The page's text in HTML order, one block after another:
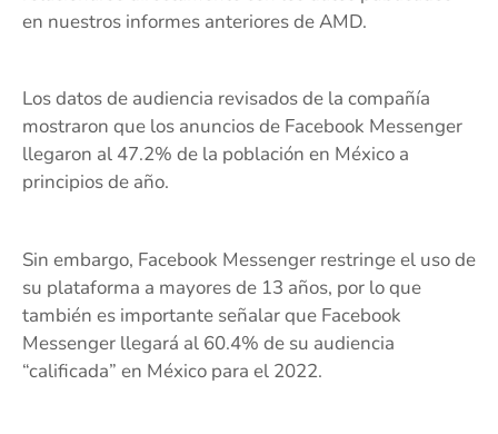
en nuestros informes anteriores de AMD.
Los datos de audiencia revisados ​​de la compañía
mostraron que los anuncios de Facebook Messenger
llegaron al 47.2% de la población en México a
principios de año.
Sin embargo, Facebook Messenger restringe el uso de
su plataforma a mayores de 13 años, por lo que
también es importante señalar que Facebook
Messenger llegará al 60.4% de su audiencia
“calificada” en México para el 2022.